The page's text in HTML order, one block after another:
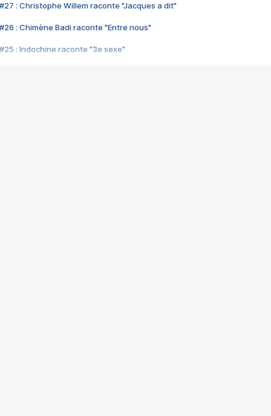
#27 : Christophe Willem raconte "Jacques a dit"
#26 : Chimène Badi raconte "Entre nous"
#25 : Indochine raconte "3e sexe"